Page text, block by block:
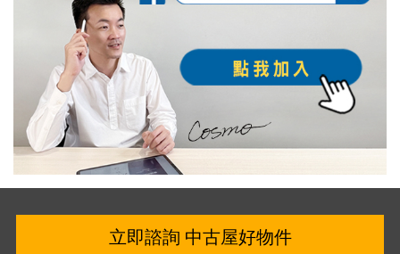
立即諮詢 中古屋好物件